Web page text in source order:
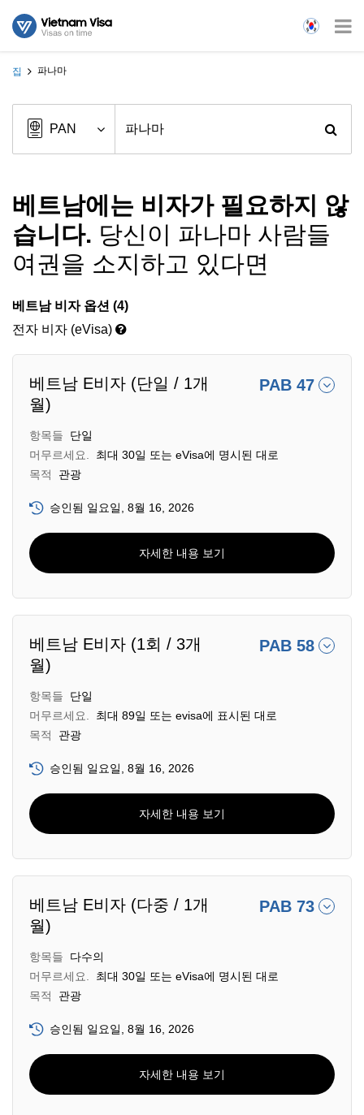
집 파나마
베트남에는 비자가 필요하지 않
습니다. 당신이 파나마 사람들
여권을 소지하고 있다면
베트남 비자 옵션 (4)
전자 비자 (eVisa)
베트남 E비자 (단일 / 1개
월)
PAB 47
항목들
단일
머무르세요.
최대 30일 또는 eVisa에 명시된 대로
목적
관광
승인됨 일요일, 8월 16, 2026
자세한 내용 보기
베트남 E비자 (1회 / 3개
월)
PAB 58
항목들
단일
머무르세요.
최대 89일 또는 evisa에 표시된 대로
목적
관광
승인됨 일요일, 8월 16, 2026
자세한 내용 보기
베트남 E비자 (다중 / 1개
월)
PAB 73
항목들
다수의
머무르세요.
최대 30일 또는 eVisa에 명시된 대로
목적
관광
승인됨 일요일, 8월 16, 2026
자세한 내용 보기